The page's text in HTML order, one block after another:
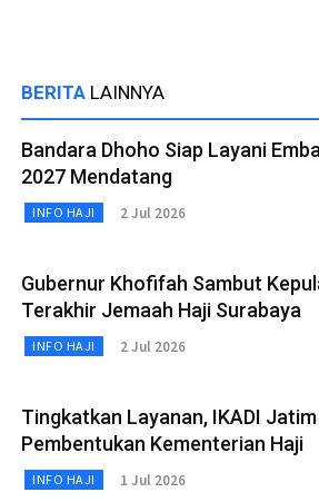
BERITA LAINNYA
Bandara Dhoho Siap Layani
2027 Mendatang
INFO HAJI 2 Jul 2026
Gubernur Khofifah Sambut
Terakhir Jemaah Haji Surabaya
INFO HAJI 2 Jul 2026
Tingkatkan Layanan, IKADI
Pembentukan Kementerian Haji
INFO HAJI 1 Jul 2026